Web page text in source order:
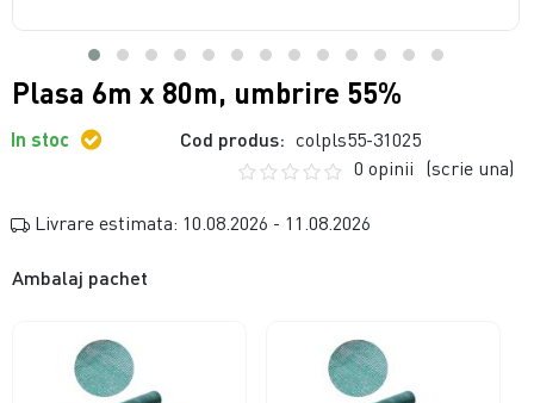
Plasa 6m x 80m, umbrire 55%
In stoc Cod produs: colpls55-31025
0 opinii (scrie una)
Livrare estimata: 10.08.2026 - 11.08.2026
Ambalaj pachet